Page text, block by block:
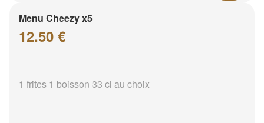
Menu Cheezy x5
12.50 €
1 frites 1 boisson 33 cl au choix